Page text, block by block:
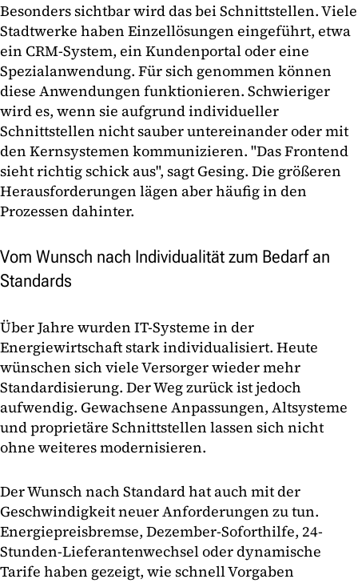
Besonders sichtbar wird das bei Schnittstellen. Viele
Stadtwerke haben Einzellösungen eingeführt, etwa
ein CRM-System, ein Kundenportal oder eine
Spezialanwendung. Für sich genommen können
diese Anwendungen funktionieren. Schwieriger
wird es, wenn sie aufgrund individueller
Schnittstellen nicht sauber untereinander oder mit
den Kernsystemen kommunizieren. "Das Frontend
sieht richtig schick aus", sagt Gesing. Die größeren
Herausforderungen lägen aber häufig in den
Prozessen dahinter.
Vom Wunsch nach Individualität zum Bedarf an
Standards
Über Jahre wurden IT-Systeme in der
Energiewirtschaft stark individualisiert. Heute
wünschen sich viele Versorger wieder mehr
Standardisierung. Der Weg zurück ist jedoch
aufwendig. Gewachsene Anpassungen, Altsysteme
und proprietäre Schnittstellen lassen sich nicht
ohne weiteres modernisieren.
Der Wunsch nach Standard hat auch mit der
Geschwindigkeit neuer Anforderungen zu tun.
Energiepreisbremse, Dezember-Soforthilfe, 24-
Stunden-Lieferantenwechsel oder dynamische
Tarife haben gezeigt, wie schnell Vorgaben